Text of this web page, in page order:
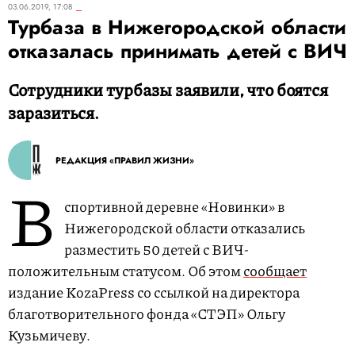
03.06.2019, 17:08
Турбаза в Нижегородской области
отказалась принимать детей с ВИЧ
Сотрудники турбазы заявили, что боятся
заразиться.
РЕДАКЦИЯ «ПРАВИЛ ЖИЗНИ»
В
спортивной деревне «Новинки» в
Нижегородской области отказались
разместить 50 детей с ВИЧ-
положительным статусом. Об этомсообщает
издание KozaPress со ссылкой на директора
благотворительного фонда «СТЭП» Ольгу
Кузьмичеву.